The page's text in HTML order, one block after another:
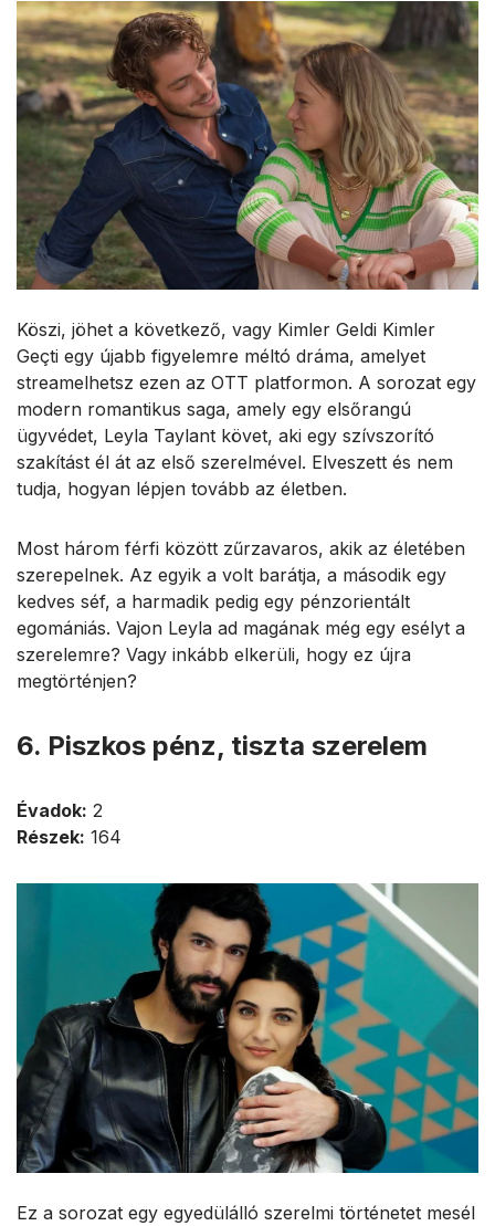
Köszi, jöhet a következő, vagy Kimler Geldi Kimler
Geçti egy újabb figyelemre méltó dráma, amelyet
streamelhetsz ezen az OTT platformon. A sorozat egy
modern romantikus saga, amely egy elsőrangú
ügyvédet, Leyla Taylant követ, aki egy szívszorító
szakítást él át az első szerelmével. Elveszett és nem
tudja, hogyan lépjen tovább az életben.
Most három férfi között zűrzavaros, akik az életében
szerepelnek. Az egyik a volt barátja, a második egy
kedves séf, a harmadik pedig egy pénzorientált
egomániás. Vajon Leyla ad magának még egy esélyt a
szerelemre? Vagy inkább elkerüli, hogy ez újra
megtörténjen?
6. Piszkos pénz, tiszta szerelem
Évadok: 2
Részek: 164
Ez a sorozat egy egyedülálló szerelmi történetet mesél